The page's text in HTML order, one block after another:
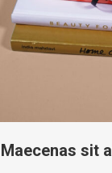
Maecenas sit